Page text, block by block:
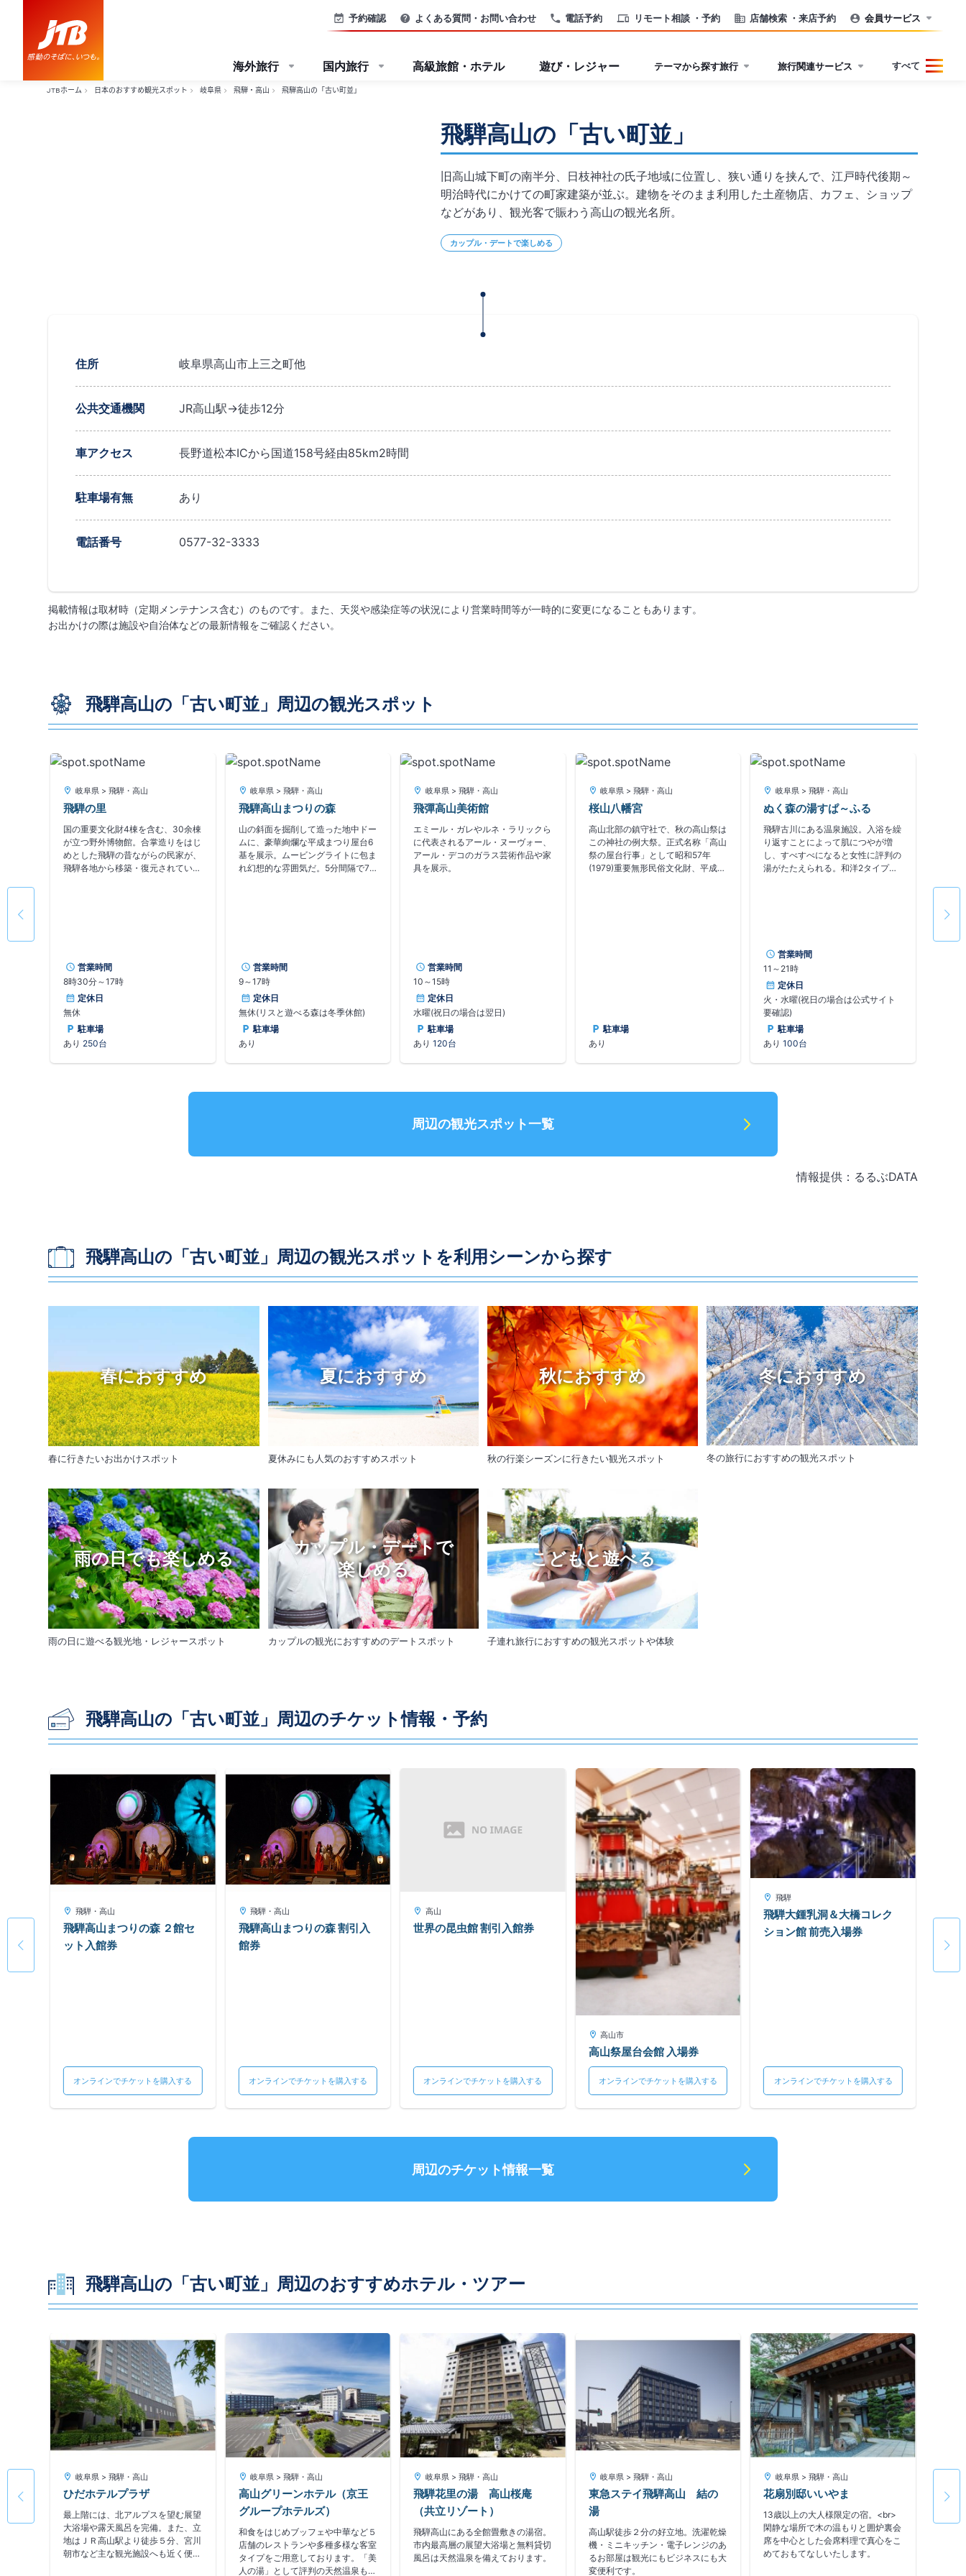
電話予約 リモート相談 ・予約 店舗検索 ・来店予約
予約確認 よくある質問・お問い合わせ 会員サービス
海外旅行 国内旅行 高級旅館・ホテル 遊び・レジャー テーマから探す旅行 旅行関連サービス すべて
JTBホーム 日本のおすすめ観光スポット 岐阜県 飛騨・高山 飛騨高山の「古い町並」
飛騨高山の「古い町並」
旧高山城下町の南半分、日枝神社の氏子地域に位置し、狭い通りを挟んで、江戸時代後期～
明治時代にかけての町家建築が並ぶ。建物をそのまま利用した土産物店、カフェ、ショップ
などがあり、観光客で賑わう高山の観光名所。
カップル・デートで楽しめる
住所 岐阜県高山市上三之町他
公共交通機関 JR高山駅→徒歩12分
車アクセス 長野道松本ICから国道158号経由85km2時間
駐車場有無 あり
電話番号 0577-32-3333
掲載情報は取材時（定期メンテナンス含む）のものです。また、天災や感染症等の状況により営業時間等が一時的に変更になることもあります。
お出かけの際は施設や自治体などの最新情報をご確認ください。
飛騨高山の「古い町並」周辺の観光スポット
日本
ラマ
岐阜県 > 飛騨・高山
飛騨の里
国の重要文化財4棟を含む、30余棟
が立つ野外博物館。合掌造りをはじ
めとした飛騨の昔ながらの民家が、
飛騨各地から移築・復元されてい
営業時間
8時30分～17時
定休日
無休
駐車場
あり 250台
岐阜県 > 飛騨・高山
飛騨高山まつりの森
山の斜面を掘削して造った地中ドー
ムに、豪華絢爛な平成まつり屋台6
基を展示。ムービングライトに包ま
れ幻想的な雰囲気だ。5分間隔で7
らくり」は1本の木から作られた太
鼓では世界一の大きさで、最大径
2m73cmの大太鼓。毎時40分から3
体のからくり人形が打ち鳴らす大太
鼓は圧巻の響き。隣接の「世界の昆
虫・ちょうの館」には、3万種10万
頭もの標本を展示。春から秋にかけ
ては「リスと遊べる森」もある。
営業時間
9～17時
定休日
無休(リスと遊べる森は冬季休館)
駐車場
あり
岐阜県 > 飛騨・高山
飛彈高山美術館
エミール・ガレやルネ・ラリックら
に代表されるアール・ヌーヴォー、
アール・デコのガラス芸術作品や家
具を展示。
営業時間
10～15時
定休日
水曜(祝日の場合は翌日)
駐車場
あり120台
岐阜県 > 飛騨・高山
桜山八幡宮
高山北部の鎮守社で、秋の高山祭は
この神社の例大祭。正式名称「高山
祭の屋台行事」として昭和57年
(1979)重要無形民俗文化財、平成28
る。奉納の絵馬、大きな手水鉢、逆
さ桐の灯籠など見どころも多い。
駐車場
あり
岐阜県 > 飛騨・高山
ぬく森の湯すぱ～ふる
飛騨古川にある温泉施設。入浴を繰
り返すことによって肌につやが増
し、すべすべになると女性に評判の
湯がたたえられる。和洋2タイプの
営業時間
11～21時
定休日
火・水曜(祝日の場合は公式サイト
要確認)
駐車場
あり100台
を往
り、
ほか
営
の1
確認
周辺の観光スポット一覧
情報提供：るるぶDATA
飛騨高山の「古い町並」周辺の観光スポットを利用シーンから探す
春におすすめ
春に行きたいお出かけスポット
夏におすすめ
夏休みにも人気のおすすめスポット
秋におすすめ
秋の行楽シーズンに行きたい観光スポット
冬におすすめ
冬の旅行におすすめの観光スポット
雨の日でも楽しめる
雨の日に遊べる観光地・レジャースポット
カップル・デートで
楽しめる
カップルの観光におすすめのデートスポット
こどもと遊べる
子連れ旅行におすすめの観光スポットや体験
飛騨高山の「古い町並」周辺のチケット情報・予約
飛騨・高山
飛騨高山まつりの森 ２館セ
ット入館券
オンラインでチケットを購入する
飛騨・高山
飛騨高山まつりの森 割引入
館券
オンラインでチケットを購入する
高山
世界の昆虫館 割引入館券
オンラインでチケットを購入する
高山市
高山祭屋台会館 入場券
オンラインでチケットを購入する
飛騨
飛騨大鍾乳洞＆大橋コレク
ション館 前売入場券
オンラインでチケットを購入する
周辺のチケット情報一覧
飛騨高山の「古い町並」周辺のおすすめホテル・ツアー
岐阜県 > 飛騨・高山
ひだホテルプラザ
最上階には、北アルプスを望む展望
大浴場や露天風呂を完備。また、立
地はＪＲ高山駅より徒歩５分、宮川
朝市など主な観光施設へも近く便利
岐阜県 > 飛騨・高山
高山グリーンホテル（京王
グループホテルズ）
和食をはじめブッフェや中華など５
店舗のレストランや多種多様な客室
タイプをご用意しております。「美
人の湯」として評判の天然温泉も好
岐阜県 > 飛騨・高山
飛騨花里の湯 高山桜庵
（共立リゾート）
飛騨高山にある全館畳敷きの湯宿。
市内最高層の展望大浴場と無料貸切
風呂は天然温泉を備えております。
岐阜県 > 飛騨・高山
東急ステイ飛騨高山 結の
湯
高山駅徒歩２分の好立地。洗濯乾燥
機・ミニキッチン・電子レンジのあ
るお部屋は観光にもビジネスにも大
変便利です。
岐阜県 > 飛騨・高山
花扇別邸いいやま
13歳以上の大人様限定の宿。<br>
閑静な場所で木の温もりと囲炉裏会
席を中心とした会席料理で真心をこ
めておもてなしいたします。
ス